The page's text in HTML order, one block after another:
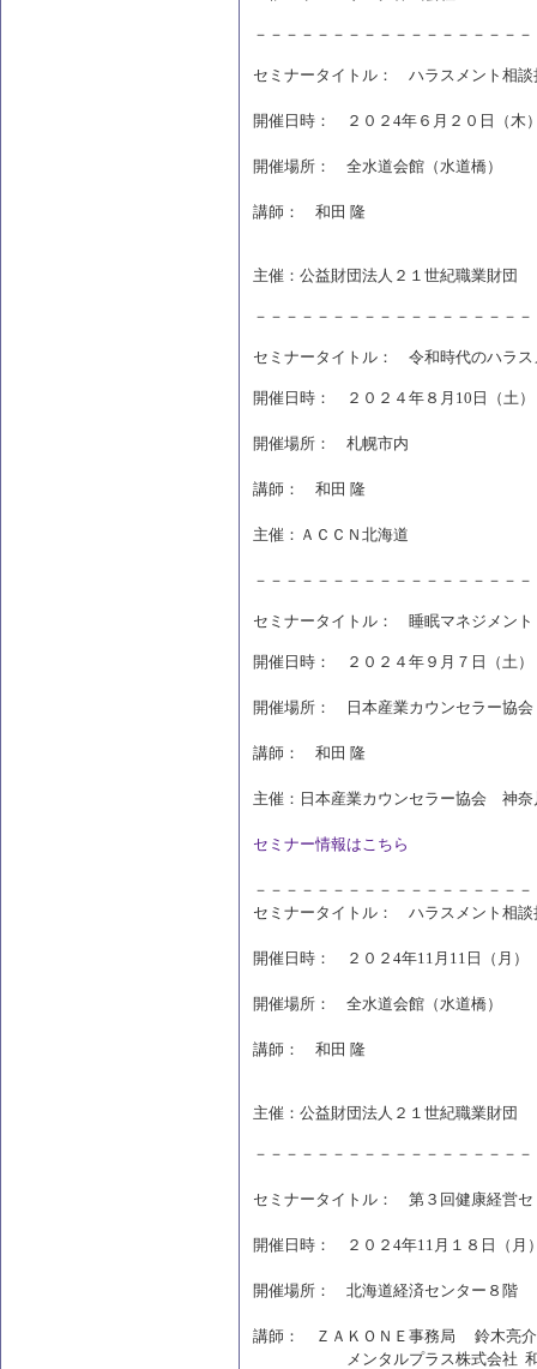
－－－－－－－－－－－－－－－－－
セミナータイトル： ハラスメント相
開催日時： ２０２4年６月２０日（
開催場所： 全水道会館（水道橋）
講師： 和田 隆
主催：公益財団法人２１世紀職業財団
－－－－－－－－－－－－－－－－－
セミナータイトル： 令和時代のハラス
開催日時： ２０２４年８月10日（土
開催場所： 札幌市内
講師： 和田 隆
主催：ＡＣＣＮ北海道
－－－－－－－－－－－－－－－－－
セミナータイトル： 睡眠マネジメント
開催日時： ２０２４年９月７日（土）
開催場所： 日本産業カウンセラー協
講師： 和田 隆
主催：日本産業カウンセラー協会 神奈
セミナー情報はこちら
－－－－－－－－－－－－－－－－－
セミナータイトル： ハラスメント相
開催日時： ２０２4年11月11日（月
開催場所： 全水道会館（水道橋）
講師： 和田 隆
主催：公益財団法人２１世紀職業財団
－－－－－－－－－－－－－－－－－
セミナータイトル： 第３回健康経営
開催日時： ２０２4年11月１８日（
開催場所： 北海道経済センター８階
講師： ＺＡＫＯＮＥ事務局 鈴木亮
メンタルプラス株式会社 和